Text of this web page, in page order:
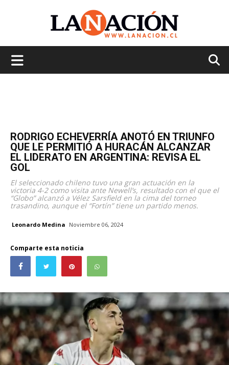
RODRIGO ECHEVERRÍA ANOTÓ EN TRIUNFO
QUE LE PERMITIÓ A HURACÁN ALCANZAR
EL LIDERATO EN ARGENTINA: REVISA EL
GOL
El seleccionado chileno tuvo una gran actuación en la
victoria 4-2 como visita ante Newell’s, resultado con el que el
“Globo” alcanzó a Vélez Sarsfield en la cima del torneo
trasandino, aunque el “Fortín” tiene un partido menos.
Leonardo Medina Noviembre 06, 2024
Comparte esta noticia